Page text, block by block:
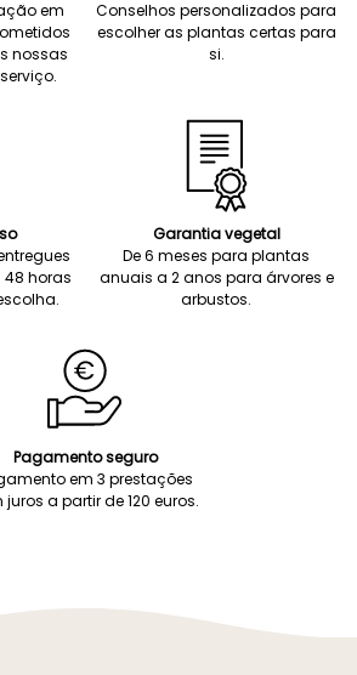
em
nossas
Conselhos personalizados para
escolher as plantas certas para
si.
horas
Garantia vegetal
De 6 meses para plantas
anuais a 2 anos para árvores e
arbustos.
Pagamento seguro
em 3 prestações
juros a partir de 120 euros.